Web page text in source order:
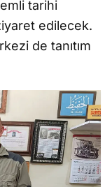
tarihi
edilecek.
de tanıtım